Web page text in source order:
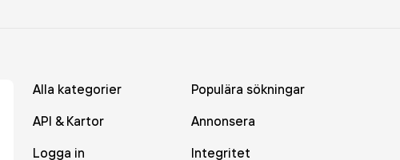
Alla kategorier
Populära sökningar
API & Kartor
Annonsera
Logga in
Integritet